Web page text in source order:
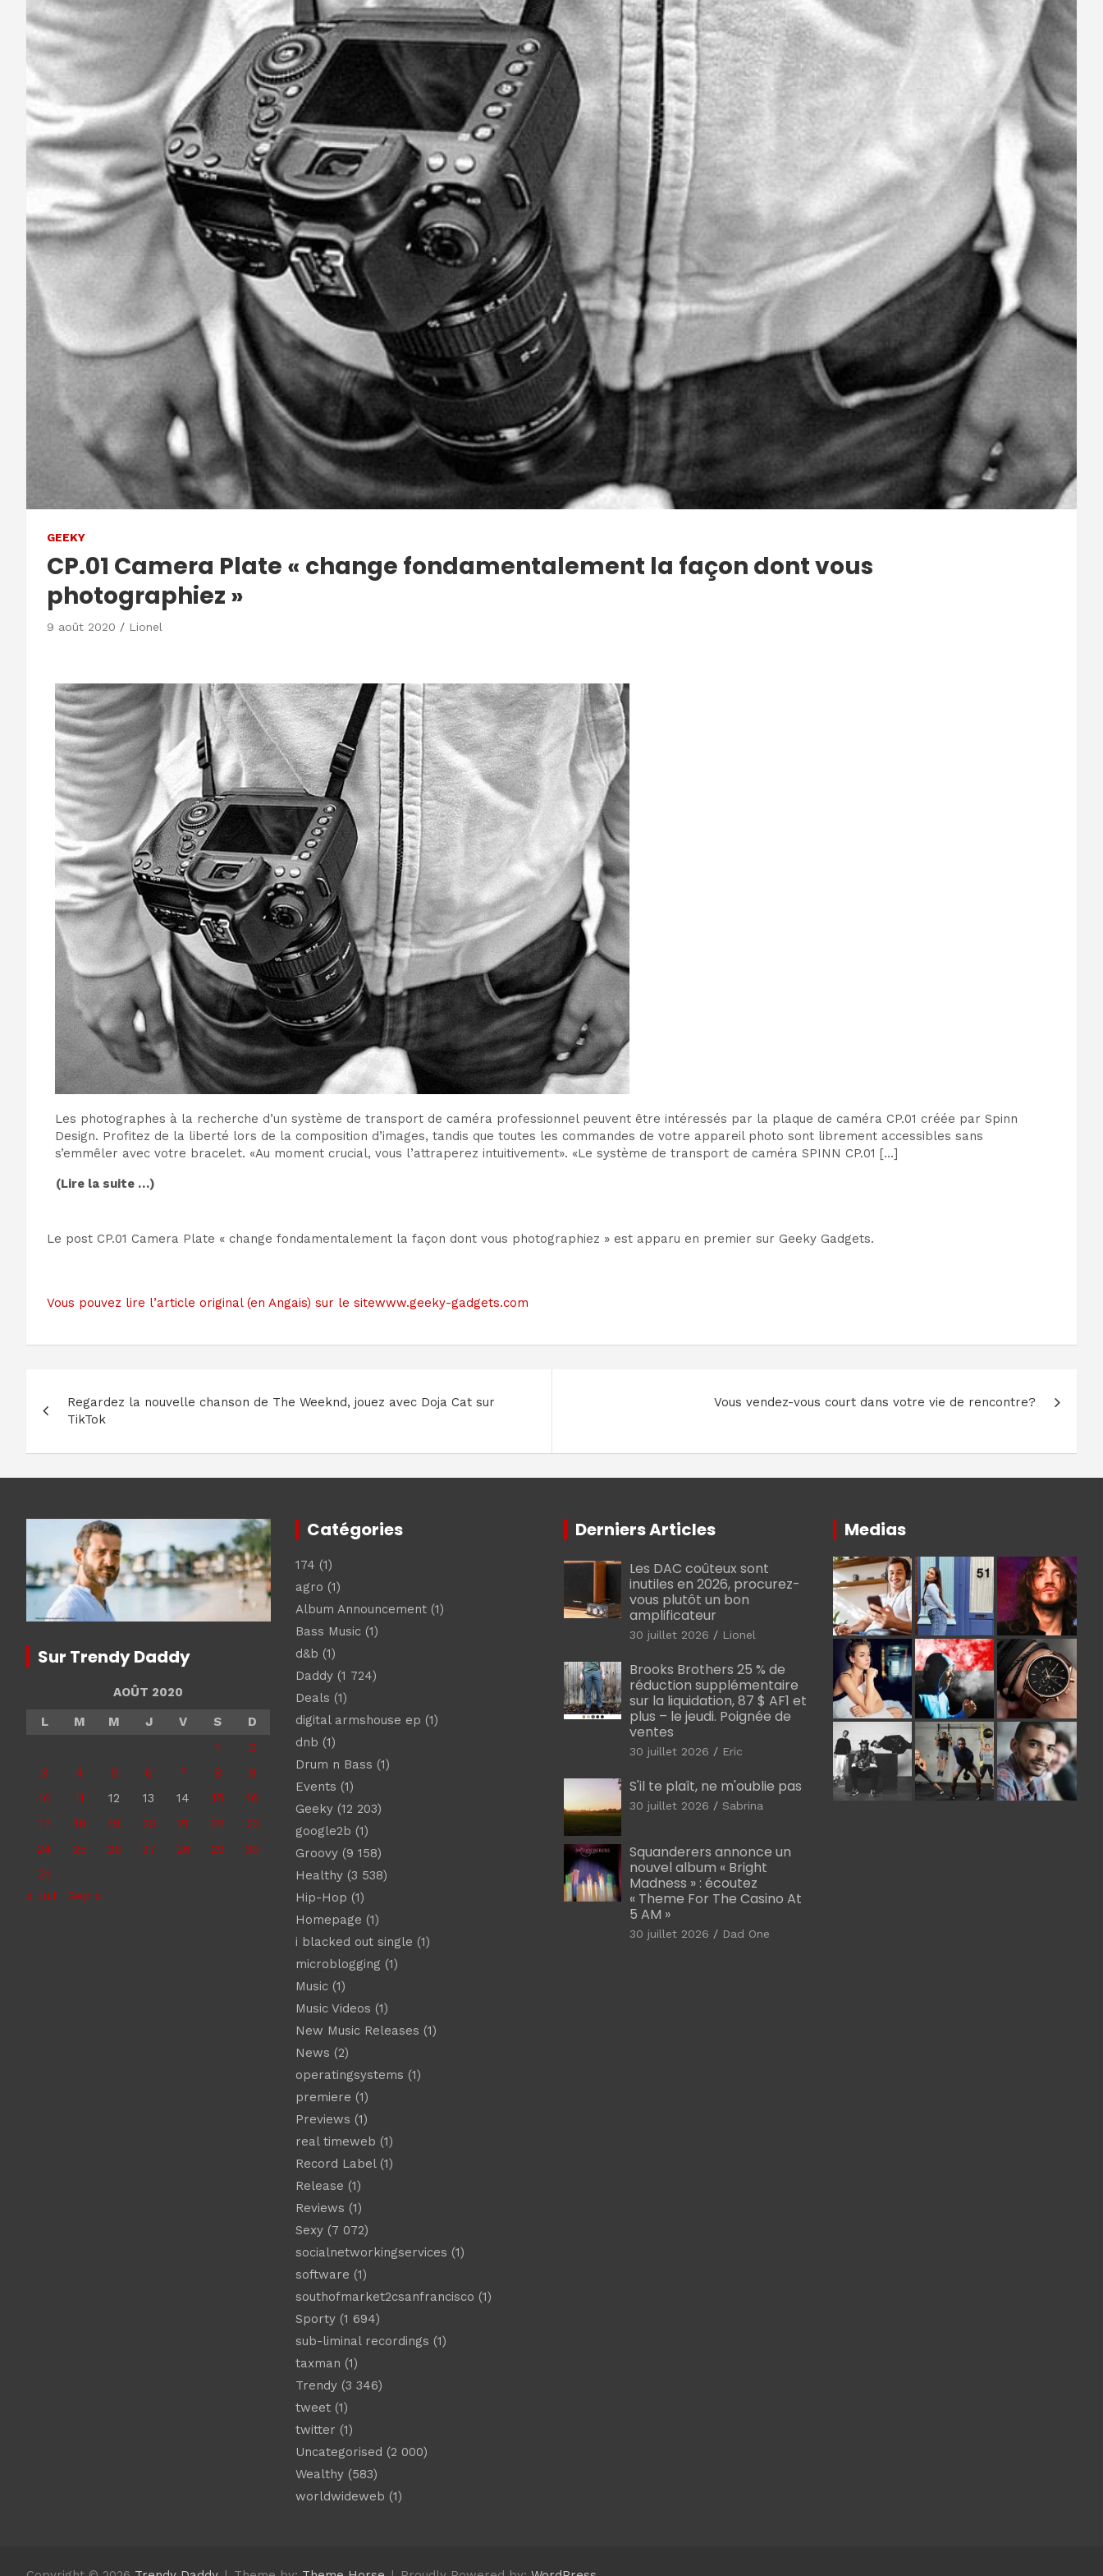
GEEKY
CP.01 Camera Plate « change fondamentalement la façon dont vous
photographiez »
9 août 2020 Lionel
Les photographes à la recherche d’un système de transport de caméra professionnel peuvent être intéressés par la plaque de caméra CP.01 créée par Spinn
Design. Profitez de la liberté lors de la composition d’images, tandis que toutes les commandes de votre appareil photo sont librement accessibles sans
s’emmêler avec votre bracelet. «Au moment crucial, vous l’attraperez intuitivement». «Le système de transport de caméra SPINN CP.01 […]
(Lire la suite …)
Le post CP.01 Camera Plate « change fondamentalement la façon dont vous photographiez » est apparu en premier sur Geeky Gadgets.
Vous pouvez lire l’article original (en Angais) sur le sitewww.geeky-gadgets.com
de
l’article
Regardez la nouvelle chanson de The Weeknd, jouez avec Doja Cat sur
TikTok
Vous vendez-vous court dans votre vie de rencontre?
Sur Trendy Daddy
AOÛT 2020
L
M M J V S
D
1
2
3
4 5 6 7 8
9
10
11 12 13 14 15
16
17
18 19 20 21 22
23
24
25 26 27 28 29
30
31
« Juil
Sep »
Catégories
174 (1)
agro (1)
Album Announcement(1)
Bass Music(1)
d&b (1)
Daddy(1 724)
Deals (1)
digital armshouse ep (1)
dnb (1)
Drum n Bass (1)
Events (1)
Geeky(12 203)
google2b (1)
Groovy(9 158)
Healthy(3 538)
Hip-Hop (1)
Homepage (1)
i blacked out single (1)
microblogging (1)
Music(1)
Music Videos (1)
New Music Releases (1)
News (2)
operatingsystems (1)
premiere (1)
Previews (1)
real timeweb (1)
Record Label(1)
Release (1)
Reviews (1)
Sexy(7 072)
socialnetworkingservices (1)
software (1)
southofmarket2csanfrancisco (1)
Sporty(1 694)
sub-liminal recordings (1)
taxman (1)
Trendy(3 346)
tweet(1)
twitter (1)
Uncategorised (2 000)
Wealthy(583)
worldwideweb (1)
Derniers Articles
Les DAC coûteux sont
inutiles en 2026, procurez-
vous plutôt un bon
amplificateur
30 juillet 2026 Lionel
Brooks Brothers 25 % de
réduction supplémentaire
sur la liquidation, 87 $ AF1 et
plus – le jeudi. Poignée de
ventes
30 juillet 2026 Eric
S'il te plaît, ne m'oublie pas
30 juillet 2026 Sabrina
Squanderers annonce un
nouvel album « Bright
Madness » : écoutez
« Theme For The Casino At
5 AM »
30 juillet 2026 Dad One
Medias